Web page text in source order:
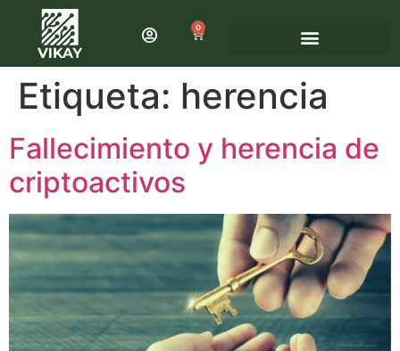
0
Etiqueta: herencia
Fallecimiento y herencia de
criptoactivos